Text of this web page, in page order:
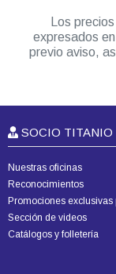
Los
expresados
previo aviso,
SOCIO TITANIO
Nuestras oficinas
Reconocimientos
Promociones
Sección de videos
Catálogos y folletería